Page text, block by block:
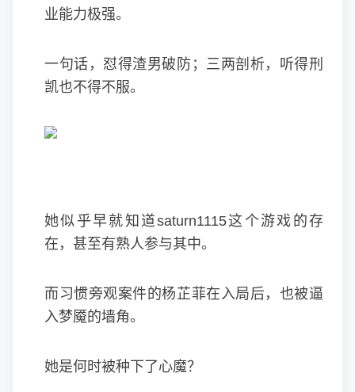
业能力极强。
一句话，怼得渣男破防；三两剖析，听得刑
凯也不得不服。
她似乎早就知道saturn1115这个游戏的存
在，甚至有熟人参与其中。
而习惯旁观案件的杨芷菲在入局后，也被逼
入梦魇的墙角。
她是何时被种下了心魔？